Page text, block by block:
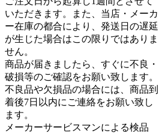
いただきます。また、当店・メーカ
ー在庫の都合により、発送日の遅延
が生じた場合はこの限りではありま
せん。
商品が届きましたら、すぐに不良・
破損等のご確認をお願い致します。
不良品や欠損品の場合には、商品到
着後7日以内にご連絡をお願い致し
ます。
メーカーサービスマンによる検品